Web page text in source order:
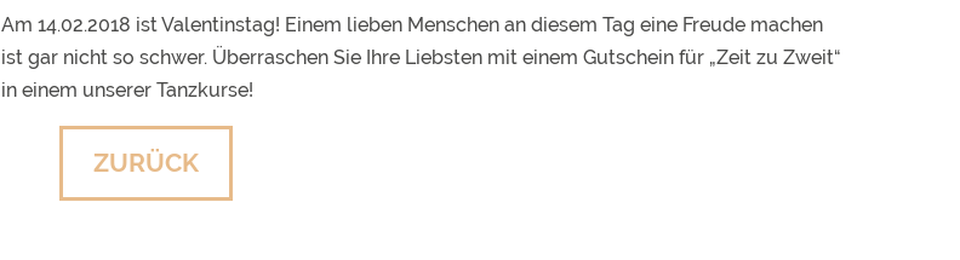
Am 14.02.2018 ist Valentinstag! Einem lieben Menschen an diesem Tag eine Freude machen
ist gar nicht so schwer. Überraschen Sie Ihre Liebsten mit einem Gutschein für „Zeit zu Zweit“
in einem unserer Tanzkurse!
ZURÜCK